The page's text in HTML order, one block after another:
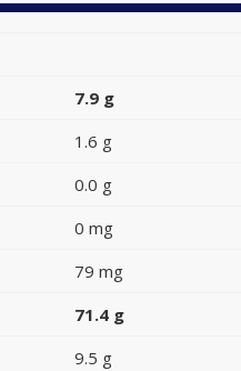
7.9 g
1.6 g
0.0 g
0 mg
79 mg
71.4 g
9.5 g